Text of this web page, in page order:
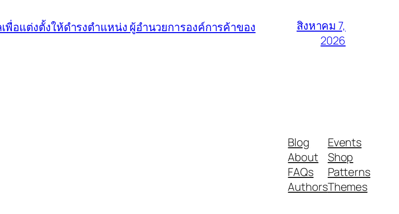
อแต่งตั้งให้ดำรงตำแหน่ง ผู้อำนวยการองค์การค้าของ
สิงหาคม 7,
2026
Blog
About
FAQs
Authors
Events
Shop
Patterns
Themes